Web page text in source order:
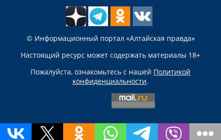
© Информационный портал «Алтайская правда»
Настоящий ресурс может содержать материалы 18+
Пожалуйста, ознакомьтесь с нашей Политикой
конфиденциальности.